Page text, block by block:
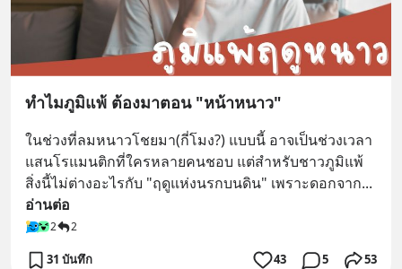
ทำไมภูมิแพ้ ต้องมาตอน "หน้าหนาว"
ในช่วงที่ลมหนาวโชยมา(กี่โมง?) แบบนี้ อาจเป็นช่วงเวลา
แสนโรแมนติกที่ใครหลายคนชอบ แต่สำหรับชาวภูมิแพ้
สิ่งนี้ไม่ต่างอะไรกับ "ฤดูแห่งนรกบนดิน" เพราะดอกจาก
อ่านต่อ
2 2
31 บันทึก 43 5 53